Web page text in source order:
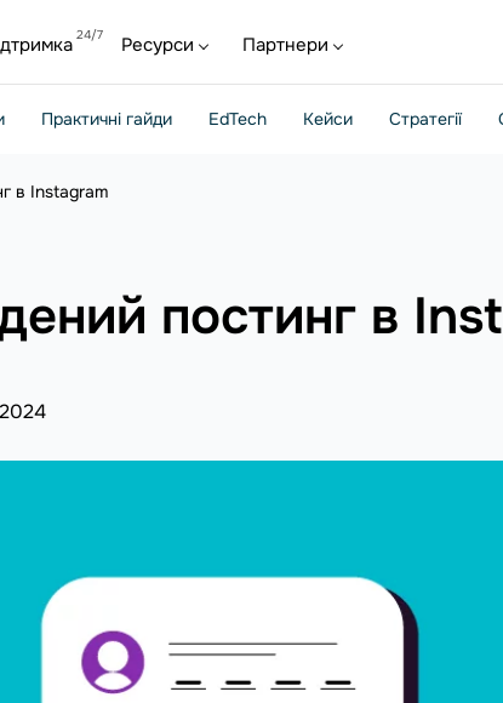
Ресурси Партнери
Практичні гайди EdTech Кейси Стратегії
в Instagram
постинг в